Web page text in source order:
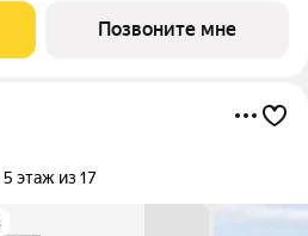
что соответствуют стандартам
взрослый и
Позвоните мне
5 этаж из 17